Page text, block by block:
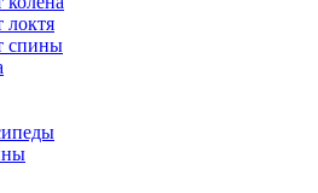
локтя
спины